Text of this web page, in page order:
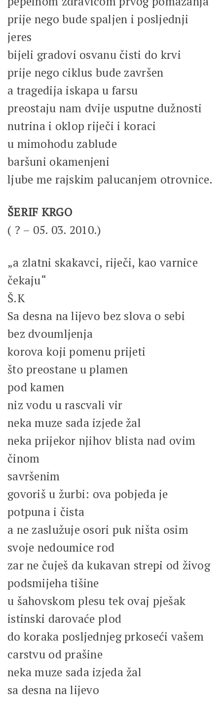
prije nego bude spaljen i posljednji
jeres
bijeli gradovi osvanu čisti do krvi
prije nego ciklus bude završen
a tragedija iskapa u farsu
preostaju nam dvije usputne dužnosti
nutrina i oklop riječi i koraci
u mimohodu zablude
baršuni okamenjeni
ljube me rajskim palucanjem otrovnice.
ŠERIF KRGO
( ? – 05. 03. 2010.)
„a zlatni skakavci, riječi, kao varnice
čekaju“
Š.K
Sa desna na lijevo bez slova o sebi
bez dvoumljenja
korova koji pomenu prijeti
što preostane u plamen
pod kamen
niz vodu u rascvali vir
neka muze sada izjede žal
neka prijekor njihov blista nad ovim
činom
savršenim
govoriš u žurbi: ova pobjeda je
potpuna i čista
a ne zaslužuje osori puk ništa osim
svoje nedoumice rod
zar ne čuješ da kukavan strepi od živog
podsmijeha tišine
u šahovskom plesu tek ovaj pješak
istinski darovaće plod
do koraka posljednjeg prkoseći vašem
carstvu od prašine
neka muze sada izjeda žal
sa desna na lijevo